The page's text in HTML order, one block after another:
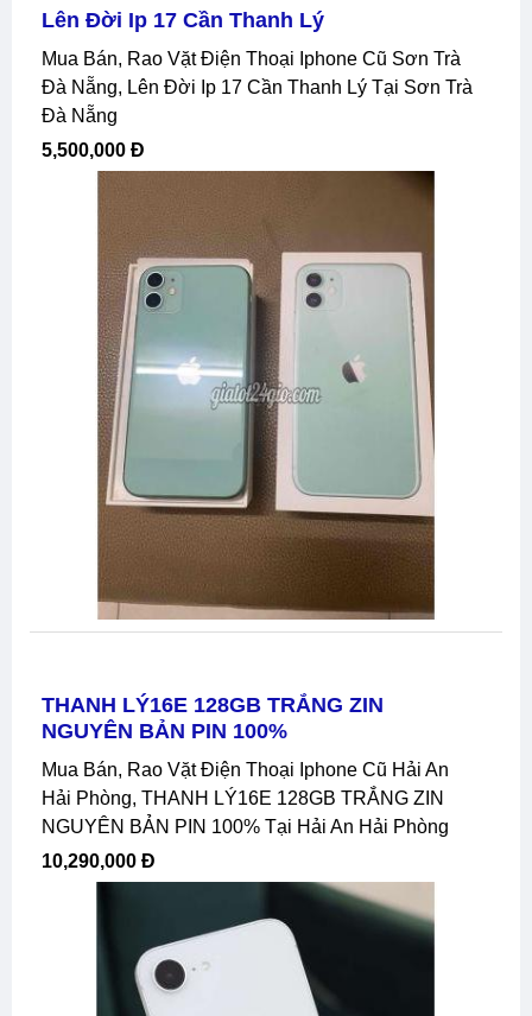
Lên Đời Ip 17 Cần Thanh Lý
Mua Bán, Rao Vặt Điện Thoại Iphone Cũ Sơn Trà
Đà Nẵng, Lên Đời Ip 17 Cần Thanh Lý Tại Sơn Trà
Đà Nẵng
5,500,000 Đ
THANH LÝ16E 128GB TRẮNG ZIN
NGUYÊN BẢN PIN 100%
Mua Bán, Rao Vặt Điện Thoại Iphone Cũ Hải An
Hải Phòng, THANH LÝ16E 128GB TRẮNG ZIN
NGUYÊN BẢN PIN 100% Tại Hải An Hải Phòng
10,290,000 Đ